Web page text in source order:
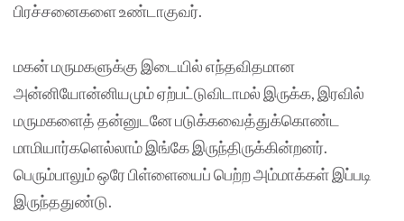
பிரச்சனைகளை உண்டாகுவர்.
மகன் மருமகளுக்கு இடையில் எந்தவிதமான
அன்னியோன்னியமும் ஏற்பட்டுவிடாமல் இருக்க, இரவில்
மருமகளைத் தன்னுடனே படுக்கவைத்துக்கொண்ட
மாமியார்களெல்லாம் இங்கே இருந்திருக்கின்றனர்.
பெரும்பாலும் ஒரே பிள்ளையைப் பெற்ற அம்மாக்கள் இப்படி
இருந்ததுண்டு.